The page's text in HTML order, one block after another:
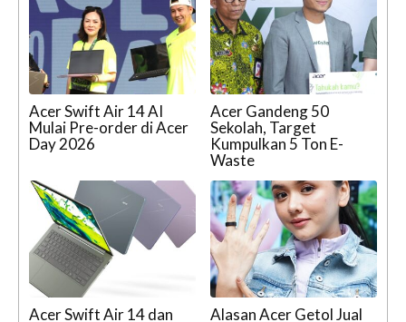
Acer Swift Air 14 AI
Mulai Pre-order di Acer
Day 2026
Acer Gandeng 50
Sekolah, Target
Kumpulkan 5 Ton E-
Waste
Acer Swift Air 14 dan
Alasan Acer Getol Jual